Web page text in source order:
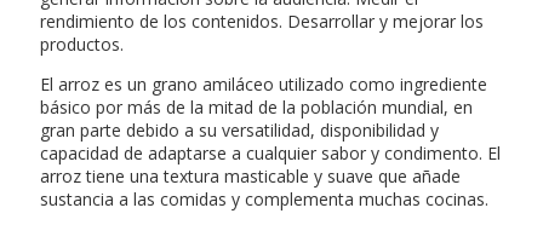
rendimiento de los contenidos. Desarrollar y mejorar los
productos.
El arroz es un grano amiláceo utilizado como ingrediente
básico por más de la mitad de la población mundial, en
gran parte debido a su versatilidad, disponibilidad y
capacidad de adaptarse a cualquier sabor y condimento. El
arroz tiene una textura masticable y suave que añade
sustancia a las comidas y complementa muchas cocinas.